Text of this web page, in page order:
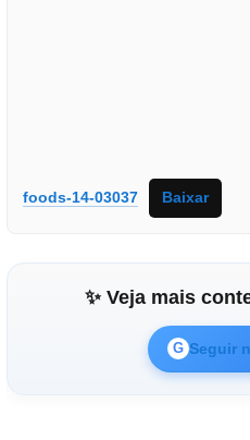
foods-14-03037 Baixar
✨ Veja mais
G Seguir